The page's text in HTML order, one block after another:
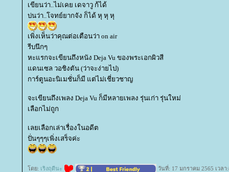
เขียนว่า..ไม่เคย เดจาวู ก้ได้
บ่นว่า..โจทย์ยากจัง ก็ได้ หุ หุ หุ
เพิ่งเห็นว่าคุณต่อเตือนว่า on air
รีบนึกๆ
หะแรกจะเขียนถึงหนัง Deja Vu ของพระเอกผิวสี
ดนเซล วอชิงตัน (ว่าจะง่ายไป)
การ์ตูนอะนิเมชั่นก็มี แต่ไม่เชี่ยวชาญ
จะเขียนถึงเพลง Deja Vu ก็มีหลายเพลง รุ่นเก่า รุ่นใหม่
เลือกไม่ถูก
เลยเลือกเล่าเรื่องในอดีต
ปั่นๆๆๆเพิ่งเสร็จค่ะ
ดย: เริงฤดีนะ วันที่: 17 มกราคม 2565 เวลา